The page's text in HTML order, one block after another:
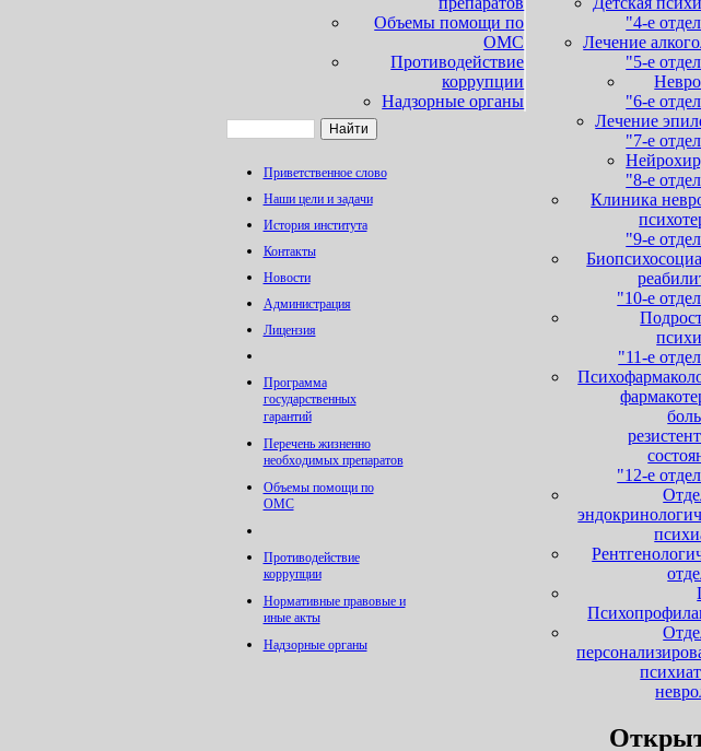
"4-е
Лечение
"5-е
"6-е
Лечение
"7-е
"8-е
Клиника
"9-е
"10-е
"11-е
"12-е
Объемы помощи по
ОМС
Противодействие
коррупции
Надзорные органы
Приветственное слово
Наши цели и задачи
История института
Контакты
Новости
Администрация
Лицензия
Программа
государственных
гарантий
Перечень жизненно
необходимых препаратов
Объемы помощи по
ОМС
Противодействие
коррупции
Нормативные правовые и
иные акты
Надзорные органы